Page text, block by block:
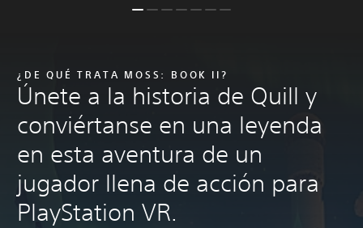
¿DE QUÉ TRATA MOSS: BOOK II?
Únete a la historia de Quill y
conviértanse en una leyenda
en esta aventura de un
jugador llena de acción para
PlayStation VR.